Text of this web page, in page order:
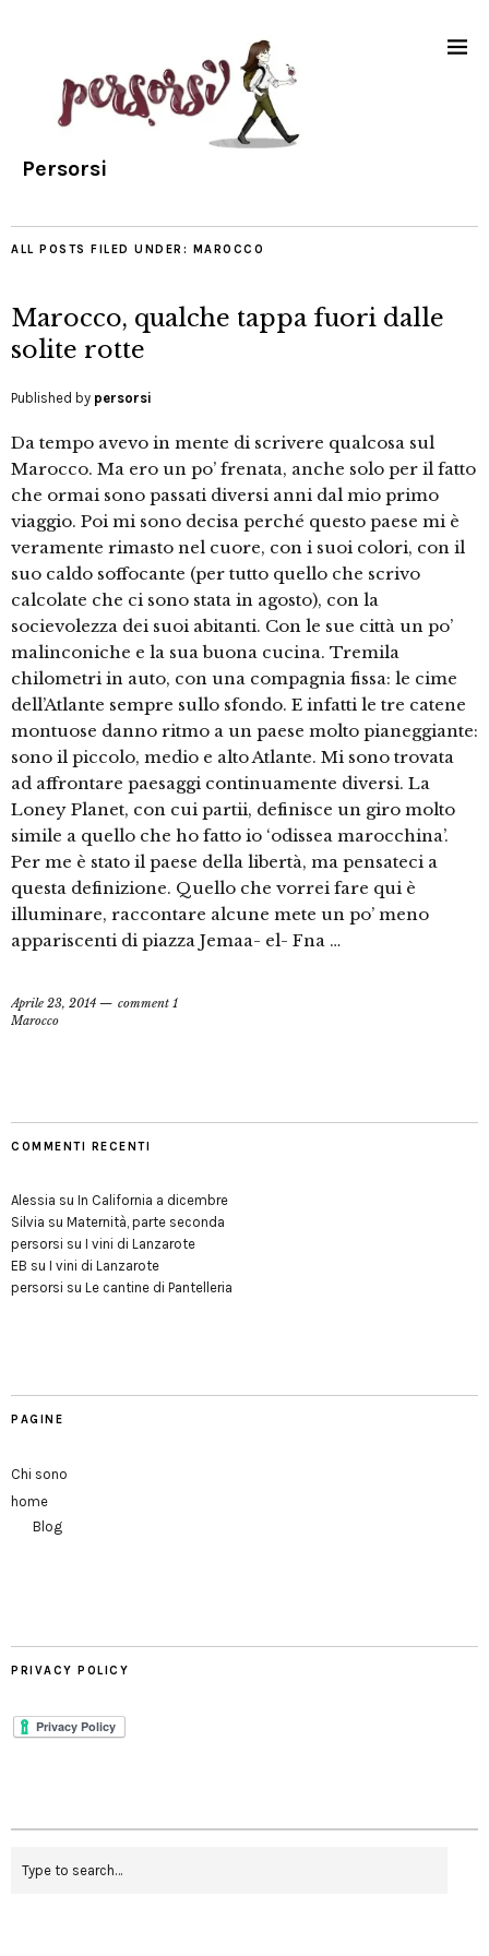
Persorsi
ALL POSTS FILED UNDER: MAROCCO
Marocco, qualche tappa fuori dalle
solite rotte
Published by persorsi
Da tempo avevo in mente di scrivere qualcosa sul
Marocco. Ma ero un po’ frenata, anche solo per il fatto
che ormai sono passati diversi anni dal mio primo
viaggio. Poi mi sono decisa perché questo paese mi è
veramente rimasto nel cuore, con i suoi colori, con il
suo caldo soffocante (per tutto quello che scrivo
calcolate che ci sono stata in agosto), con la
socievolezza dei suoi abitanti. Con le sue città un po’
malinconiche e la sua buona cucina. Tremila
chilometri in auto, con una compagnia fissa: le cime
dell’Atlante sempre sullo sfondo. E infatti le tre catene
montuose danno ritmo a un paese molto pianeggiante:
sono il piccolo, medio e alto Atlante. Mi sono trovata
ad affrontare paesaggi continuamente diversi. La
Loney Planet, con cui partii, definisce un giro molto
simile a quello che ho fatto io ‘odissea marocchina’.
Per me è stato il paese della libertà, ma pensateci a
questa definizione. Quello che vorrei fare qui è
illuminare, raccontare alcune mete un po’ meno
appariscenti di piazza Jemaa- el- Fna …
Aprile 23, 2014
comment 1
Marocco
COMMENTI RECENTI
Alessia su In California a dicembre
Silvia su Maternità, parte seconda
persorsi su I vini di Lanzarote
EB su I vini di Lanzarote
persorsi su Le cantine di Pantelleria
PAGINE
Chi sono
home
Blog
PRIVACY POLICY